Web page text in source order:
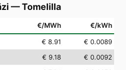
—Tomelilla
€/MWh €/kWh
€ 8.91
€ 0.0089
€ 9.18
€ 0.0092